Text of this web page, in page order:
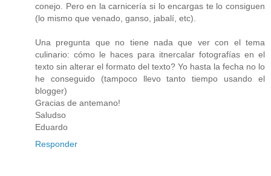
conejo. Pero en la carnicería si lo encargas te lo consiguen
(lo mismo que venado, ganso, jabalí, etc).
Una pregunta que no tiene nada que ver con el tema
culinario: cómo le haces para itnercalar fotografías en el
texto sin alterar el formato del texto? Yo hasta la fecha no lo
he conseguido (tampoco llevo tanto tiempo usando el
blogger)
Gracias de antemano!
Saludso
Eduardo
Responder